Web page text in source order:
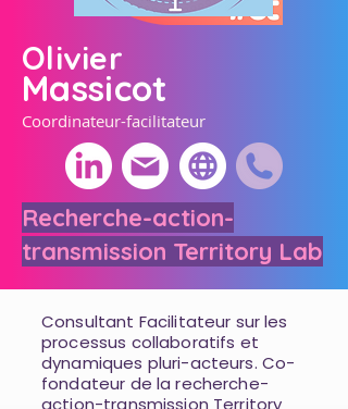
Olivier
Massicot
Coordinateur-facilitateur
Recherche-action-
transmission Territory Lab
Consultant Facilitateur sur les
processus collaboratifs et
dynamiques pluri-acteurs. Co-
fondateur de la recherche-
action-transmission Territory